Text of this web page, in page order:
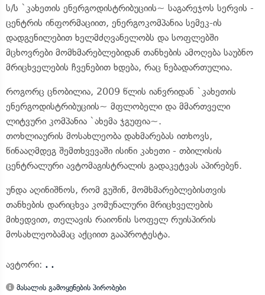
ს/ს `კახეთის ენერგოდისტრიბუციის~ საგარეჯოს სერვის -
ცენტრის ინფორმაციით, ენერგოკომპანია სემეკ-ის
დადგენილებით ხელმძღვანელობს და სოფლებში
მცხოვრები მომხმარებლებიდან თანხების ამოღება საუბნო
მრიცხველების ჩვენებით ხდება, რაც ნებადართულია.
როგორც ცნობილია, 2009 წლის იანვრიდან `კახეთის
ენერგოდისტრიბუციის~ მფლობელი და მმართველი
ლიტვური კომპანია `ახემა ჯგუფია~.
თოხლიაურის მოსახლეობა დახმარებას ითხოვს,
წინააღმდეგ შემთხვევაში ისინი კახეთი - თბილისის
ცენტრალური ავტომაგისტრალის გადაკეტვას აპირებენ.
უნდა აღინიშნოს, რომ გუშინ, მომხმარებლებისთვის
თანხების დარიცხვა კომუნალური მრიცხველების
მიხედვით, თელავის რაიონის სოფელ რუისპირის
მოსახლეობამაც აქციით გააპროტესტა.
ავტორი: . .
მასალის გამოყენების პირობები